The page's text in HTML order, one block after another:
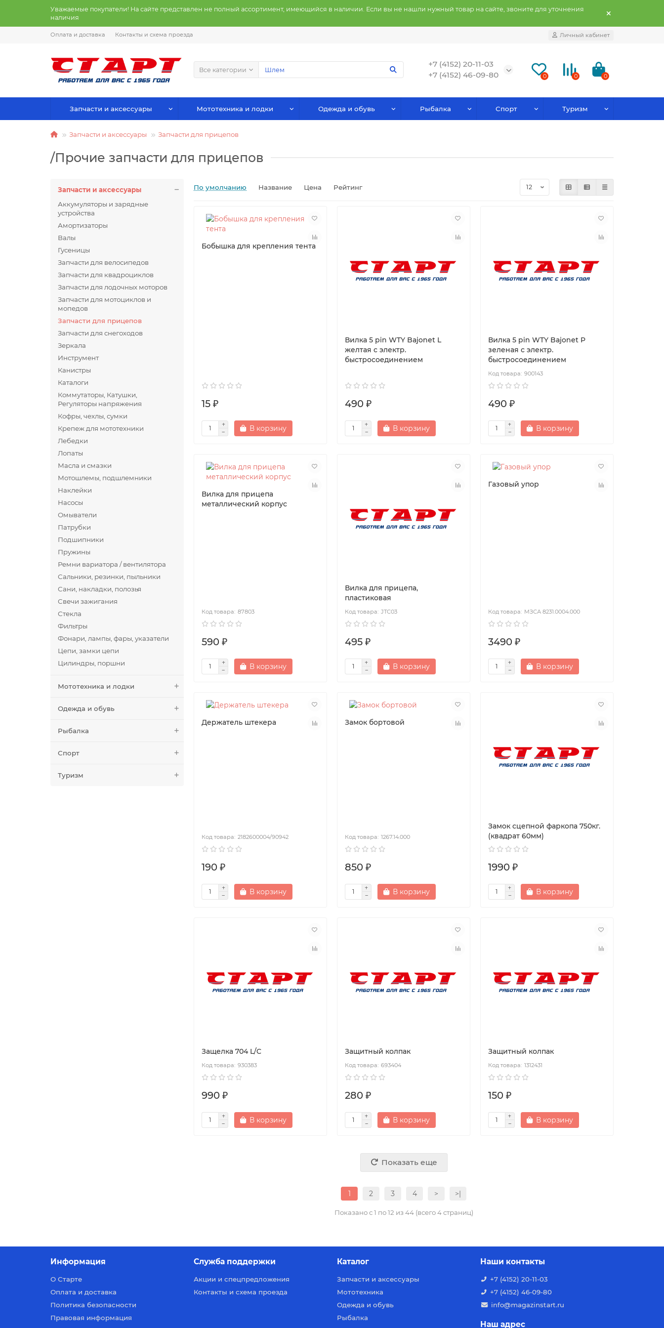
Уважаемые покупатели! На сайте представлен не полный ассортимент, имеющийся в наличии. Если вы не нашли нужный товар на сайте, звоните для уточнения
наличия
Оплата и доставка Контакты и схема проезда Личный кабинет
Все категории
+7 (4152) 20-11-03
+7 (4152) 46-09-80
0 0 0
Запчасти и аксессуары Мототехника и лодки Одежда и обувь Рыбалка Спорт Туризм
Запчасти и аксессуары Запчасти для прицепов
/Прочие запчасти для прицепов
Запчасти и аксессуары
Аккумуляторы и зарядные
устройства
Амортизаторы
Валы
Гусеницы
Запчасти для велосипедов
Запчасти для квадроциклов
Запчасти для лодочных моторов
Запчасти для мотоциклов и
мопедов
Запчасти для прицепов
Запчасти для снегоходов
Зеркала
Инструмент
Канистры
Каталоги
Коммутаторы, Катушки,
Регуляторы напряжения
Кофры, чехлы, сумки
Крепеж для мототехники
Лебедки
Лопаты
Масла и смазки
Мотошлемы, подшлемники
Наклейки
Насосы
Омыватели
Патрубки
Подшипники
Пружины
Ремни вариатора / вентилятора
Сальники, резинки, пыльники
Сани, накладки, полозья
Свечи зажигания
Стекла
Фильтры
Фонари, лампы, фары, указатели
Цепи, замки цепи
Цилиндры, поршни
Мототехника и лодки
Одежда и обувь
Рыбалка
Спорт
Туризм
По умолчанию Название Цена Рейтинг
Бобышка для крепления тента
15 ₽
В корзину
Вилка 5 pin WTY Bajonet L
желтая с электр.
быстросоединением
490 ₽
В корзину
Вилка 5 pin WTY Bajonet P
зеленая с электр.
быстросоединением
900143
490 ₽
В корзину
Вилка для прицепа
металлический корпус
87803
590 ₽
В корзину
Вилка для прицепа,
пластиковая
JTC03
495 ₽
В корзину
Газовый упор
МЗСА 8231.0004.000
3490 ₽
В корзину
Держатель штекера
2182600004/90942
190 ₽
В корзину
Замок бортовой
1267.14.000
850 ₽
В корзину
Замок сцепной фаркопа 750кг.
(квадрат 60мм)
1990 ₽
В корзину
Защелка 704 L/C
930383
990 ₽
В корзину
Защитный колпак
693404
280 ₽
В корзину
Защитный колпак
1312431
150 ₽
В корзину
Показать еще
1 2 3 4 > >|
Показано с 1 по 12 из 44 (всего 4 страниц)
Информация
О Старте
Оплата и доставка
Политика безопасности
Правовая информация
Служба поддержки
Акции и спецпредложения
Контакты и схема проезда
Каталог
Запчасти и аксессуары
Мототехника
Одежда и обувь
Рыбалка
Наши контакты
+7 (4152) 20-11-03
+7 (4152) 46-09-80
info@magazinstart.ru
Наш адрес